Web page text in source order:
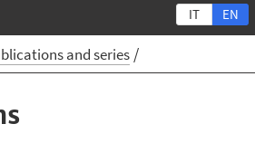
IT EN
and series